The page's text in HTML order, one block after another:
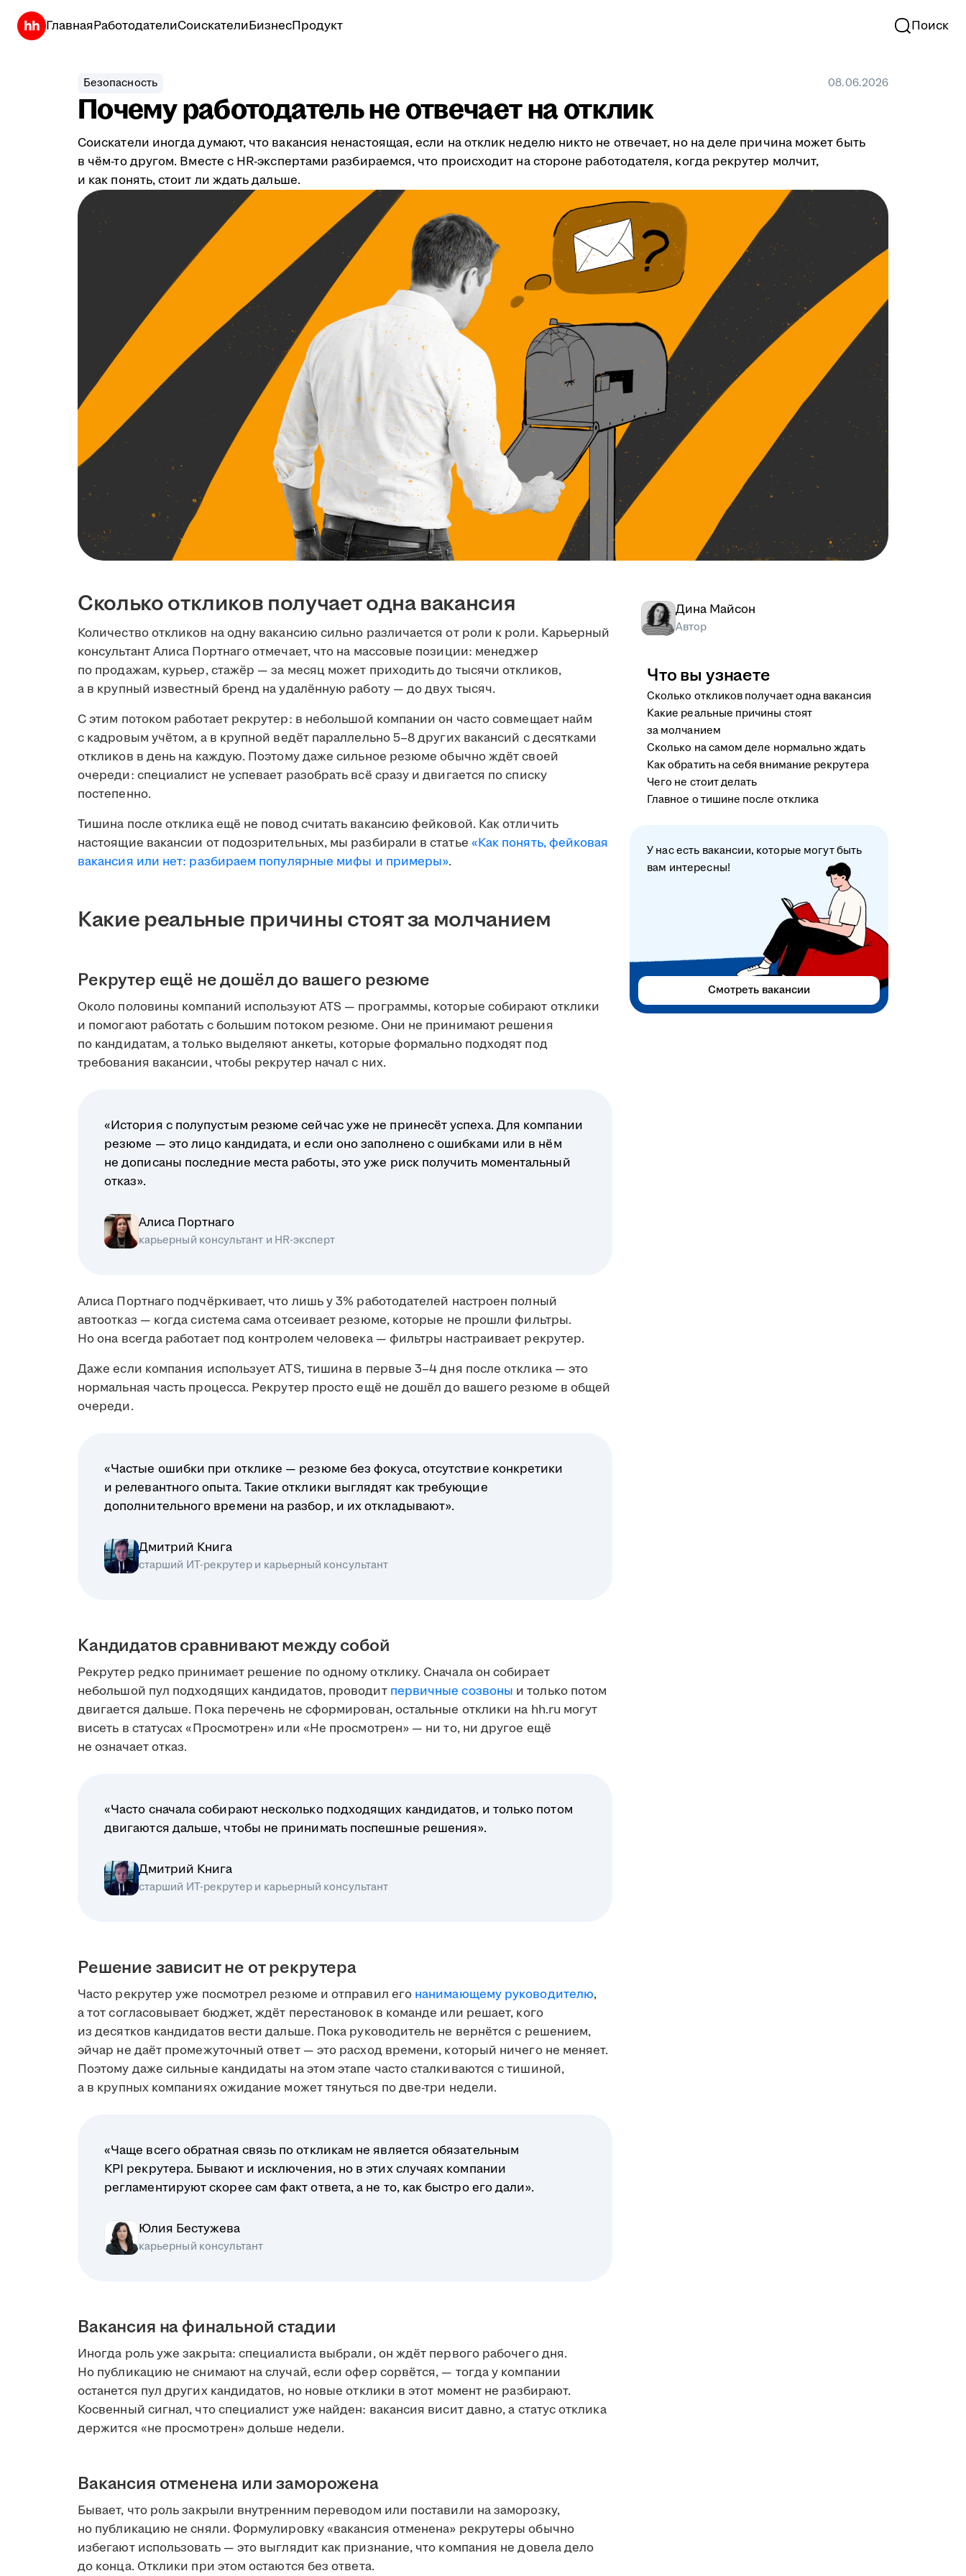
ГлавнаяРаботодателиСоискателиБизнесПродукт Поиск
Безопасность 08.06.2026
Почему работодатель не отвечает на отклик
Соискатели иногда думают, что вакансия ненастоящая, если на отклик неделю никто не отвечает, но на деле причина может быть
в чём-то другом. Вместе с HR-экспертами разбираемся, что происходит на стороне работодателя, когда рекрутер молчит,
и как понять, стоит ли ждать дальше.
Сколько откликов получает одна вакансия
Количество откликов на одну вакансию сильно различается от роли к роли. Карьерный
консультант Алиса Портнаго отмечает, что на массовые позиции: менеджер
по продажам, курьер, стажёр — за месяц может приходить до тысячи откликов,
а в крупный известный бренд на удалённую работу — до двух тысяч.
С этим потоком работает рекрутер: в небольшой компании он часто совмещает найм
с кадровым учётом, а в крупной ведёт параллельно 5–8 других вакансий с десятками
откликов в день на каждую. Поэтому даже сильное резюме обычно ждёт своей
очереди: специалист не успевает разобрать всё сразу и двигается по списку
постепенно.
Тишина после отклика ещё не повод считать вакансию фейковой. Как отличить
настоящие вакансии от подозрительных, мы разбирали в статье «Как понять, фейковая
вакансия или нет: разбираем популярные мифы и примеры».
Какие реальные причины стоят за молчанием
Рекрутер ещё не дошёл до вашего резюме
Около половины компаний используют ATS — программы, которые собирают отклики
и помогают работать с большим потоком резюме. Они не принимают решения
по кандидатам, а только выделяют анкеты, которые формально подходят под
требования вакансии, чтобы рекрутер начал с них.
«История с полупустым резюме сейчас уже не принесёт успеха. Для компании
резюме — это лицо кандидата, и если оно заполнено с ошибками или в нём
не дописаны последние места работы, это уже риск получить моментальный
отказ».
Алиса Портнаго
карьерный консультант и HR-эксперт
Алиса Портнаго подчёркивает, что лишь у 3% работодателей настроен полный
автоотказ — когда система сама отсеивает резюме, которые не прошли фильтры.
Но она всегда работает под контролем человека — фильтры настраивает рекрутер.
Даже если компания использует ATS, тишина в первые 3–4 дня после отклика — это
нормальная часть процесса. Рекрутер просто ещё не дошёл до вашего резюме в общей
очереди.
«Частые ошибки при отклике — резюме без фокуса, отсутствие конкретики
и релевантного опыта. Такие отклики выглядят как требующие
дополнительного времени на разбор, и их откладывают».
Дмитрий Книга
старший ИТ-рекрутер и карьерный консультант
Кандидатов сравнивают между собой
Рекрутер редко принимает решение по одному отклику. Сначала он собирает
небольшой пул подходящих кандидатов, проводит первичные созвоны и только потом
двигается дальше. Пока перечень не сформирован, остальные отклики на hh.ru могут
висеть в статусах «Просмотрен» или «Не просмотрен» — ни то, ни другое ещё
не означает отказ.
«Часто сначала собирают несколько подходящих кандидатов, и только потом
двигаются дальше, чтобы не принимать поспешные решения».
Дмитрий Книга
старший ИТ-рекрутер и карьерный консультант
Решение зависит не от рекрутера
Часто рекрутер уже посмотрел резюме и отправил его нанимающему руководителю,
а тот согласовывает бюджет, ждёт перестановок в команде или решает, кого
из десятков кандидатов вести дальше. Пока руководитель не вернётся с решением,
эйчар не даёт промежуточный ответ — это расход времени, который ничего не меняет.
Поэтому даже сильные кандидаты на этом этапе часто сталкиваются с тишиной,
а в крупных компаниях ожидание может тянуться по две-три недели.
«Чаще всего обратная связь по откликам не является обязательным
KPI рекрутера. Бывают и исключения, но в этих случаях компании
регламентируют скорее сам факт ответа, а не то, как быстро его дали».
Юлия Бестужева
карьерный консультант
Вакансия на финальной стадии
Иногда роль уже закрыта: специалиста выбрали, он ждёт первого рабочего дня.
Но публикацию не снимают на случай, если офер сорвётся, — тогда у компании
останется пул других кандидатов, но новые отклики в этот момент не разбирают.
Косвенный сигнал, что специалист уже найден: вакансия висит давно, а статус отклика
держится «не просмотрен» дольше недели.
Вакансия отменена или заморожена
Бывает, что роль закрыли внутренним переводом или поставили на заморозку,
но публикацию не сняли. Формулировку «вакансия отменена» рекрутеры обычно
избегают использовать — это выглядит как признание, что компания не довела дело
до конца. Отклики при этом остаются без ответа.
Дина Майсон
Автор
Что вы узнаете
Сколько откликов получает одна вакансия
Какие реальные причины стоят
за молчанием
Сколько на самом деле нормально ждать
Как обратить на себя внимание рекрутера
Чего не стоит делать
Главное о тишине после отклика
У нас есть вакансии, которые могут быть
вам интересны!
Смотреть вакансии